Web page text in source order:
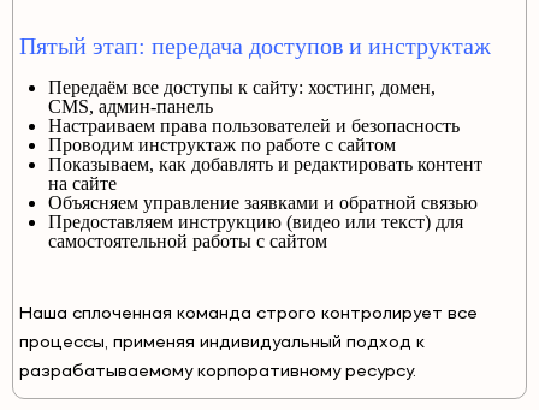
Пятый этап: передача доступов и инструктаж
Передаём все доступы к сайту: хостинг, домен,
CMS, админ-панель
Настраиваем права пользователей и безопасность
Проводим инструктаж по работе с сайтом
Показываем, как добавлять и редактировать контент
на сайте
Объясняем управление заявками и обратной связью
Предоставляем инструкцию (видео или текст) для
самостоятельной работы с сайтом
Наша сплоченная команда строго контролирует все
процессы, применяя индивидуальный подход к
разрабатываемому корпоративному ресурсу.